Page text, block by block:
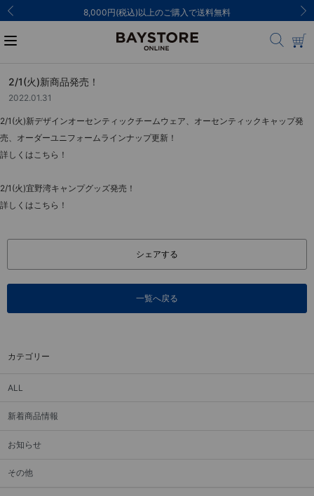
8,000円(税込)以上のご購入で送料無料
カテゴリー
ALL
新着商品情報
お知らせ
その他
2/1(火)新商品発売！
2022.01.31
2/1(火)新デザインオーセンティックチームウェア、オーセンティックキャップ発
売、オーダーユニフォームラインナップ更新！
詳しくはこちら！
2/1(火)宜野湾キャンプグッズ発売！
詳しくはこちら！
シェアする
一覧へ戻る